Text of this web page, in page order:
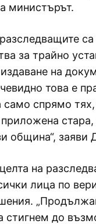
министърът.
са
за трайно
на
това е
само спрямо
стара,
община“,
на
лица по
стигнем до